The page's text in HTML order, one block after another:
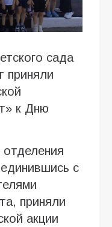
сада
приняли
к Дню
отделения
с
приняли
акции